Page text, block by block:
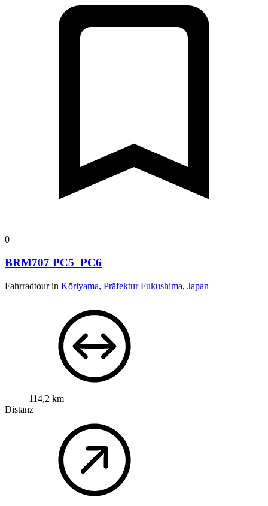
0
BRM707 PC5_PC6
Fahrradtour in Kōriyama, Präfektur Fukushima, Japan
114,2 km
Distanz